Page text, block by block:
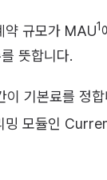
약 규모가 MAU1
뜻합니다.
기본료를 정
밍 모듈인